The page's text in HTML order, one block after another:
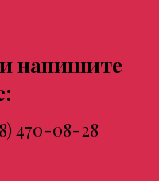
напишите
470-08-28